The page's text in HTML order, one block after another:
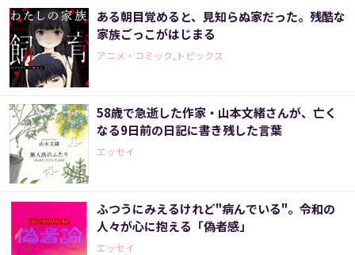
ある朝目覚めると、見知らぬ家だった。残酷な
家族ごっこがはじまる
アニメ・コミック,トピックス
58歳で急逝した作家・山本文緒さんが、亡く
なる9日前の日記に書き残した言葉
エッセイ
ふつうにみえるけれど"病んでいる"。令和の
人々が心に抱える「偽者感」
エッセイ